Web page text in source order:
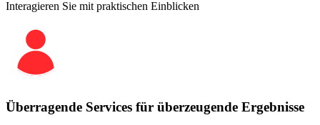
Interagieren Sie mit praktischen Einblicken
Überragende Services für überzeugende Ergebnisse